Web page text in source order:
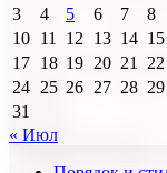
3
4 5 6 7 8
10 11 12 13 14 15
17 18 19 20 21 22
24 25 26 27 28 29
31
« Июл